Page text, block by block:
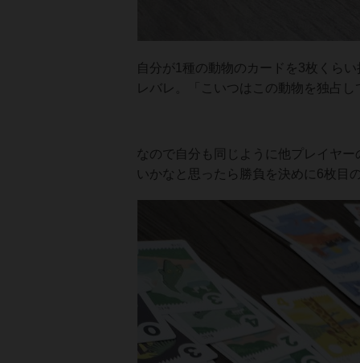
自分が1種の動物のカードを3枚くら
レバレ。「こいつはこの動物を独占
なので自分も同じように他プレイヤ
いかなと思ったら勝負を決めに6枚目